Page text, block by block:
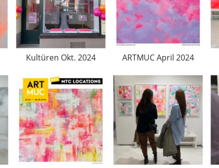
Kultüren Okt. 2024 ARTMUC April 2024